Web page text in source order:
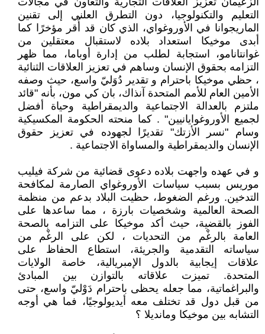
التعليم والتكنولوجيا، دون التطرق العلني إلى تقنين
الماريجوانا في الأوروغواي، الذي كان قد أُقر مؤخرًا كما
أبدى موخيكا استعداد بلاده لاستقبال معتقلين من
غوانتانامو، استجابة لطلب من إدارة أوباما، مما ظهر
التزامه بحقوق الإنسان وساهم في تعزيز العلاقات الثنائية
، حظي موخيكا باحترام و تقدير دُوَليّ واسع، حيث وصفه
الأمين العام للأمم المتحدة آنذاك، بان كي مون، بأنه "قائد
ملتزم بالعدالة الاجتماعية والديمقراطية وحياة أفضل
لجميع الأوروغوايانيين" . كما منحته الحكومة المكسيكية
وسام "نسر الأزتك" تقديرًا لجهوده في تعزيز حقوق
الإنسان والديمقراطية والمساواة الاجتماعية .
و في عهده واجهت بلاده دعوى قضائية من شركة فيليب
موريس بسبب سياسات الأوروغواي الصارمة لمكافحة
التدخين. ورغم الضغوط، حظيت البلاد بدعم من منظمة
الصحة العالمية وشخصيات بارزة ، مما ساعدها على
الفوز بالقضية، حيث أكد موخيكا على التزامه بالصحة
العامة بالرغْم من التحديات ، لكن على الرغْم من
سياساته التقدمية والجريئة، استطاع الحفاظ على
علاقات إيجابية بالدول الإمبريالية، خاصة الولايات
المتحدة. تميزت علاقاته بالتوازن بين المبادئ
والبراغماتية، مما جعله يحظى باحترام دَوْليّ واسع، حتى
من قبل دول قد تختلف معه أيديولوجيًا، فما هي أوجه
التشابه بين موخيكا ومانديلا ؟